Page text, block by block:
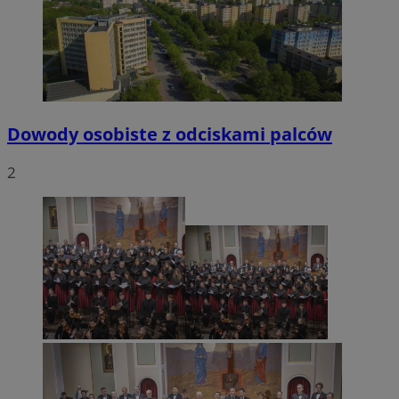
Dowody osobiste z odciskami palców
2
YouTube
.youtube.com
CookieScriptConsent
CookieScript
mojetychy.pl
4 tygodnie 2